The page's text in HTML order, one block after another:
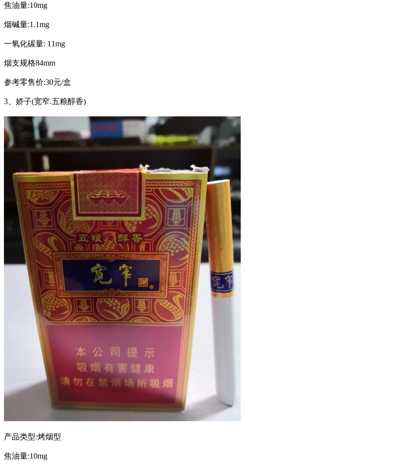
焦油量:10mg
烟碱量:1.1mg
一氧化碳量: 11mg
烟支规格84mm
参考零售价:30元/盒
3、娇子(宽窄.五粮醇香)
产品类型:烤烟型
焦油量:10mg